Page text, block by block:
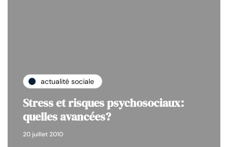
actualité sociale
Stress et risques psychosociaux:
quelles avancées?
20 juillet 2010